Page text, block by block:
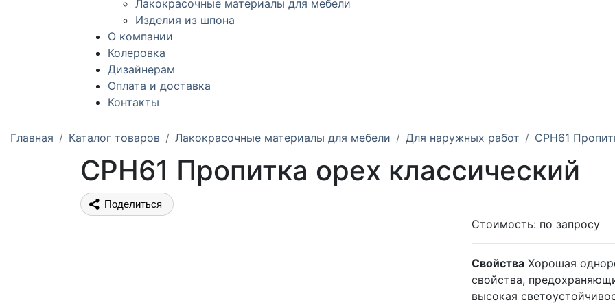
Лакокрасочные материалы для мебели
Изделия из шпона
О компании
Колеровка
Дизайнерам
Оплата и доставка
Контакты
Главная Каталог товаров Лакокрасочные материалы для мебели Для наружных работ CPH61
CPH61 Пропитка орех классический
Поделиться
Стоимость: по запросу
Свойства Хорошая
свойства,
высокая